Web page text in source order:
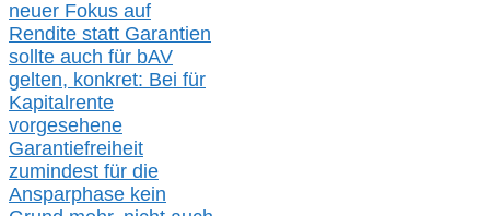
neuer Fokus auf
Rendite statt Garantien
sollte auch für bAV
gelten, konkret: Bei für
Kapitalrente
vorgesehene
Garantiefreiheit
zumindest für die
Ansparphase kein